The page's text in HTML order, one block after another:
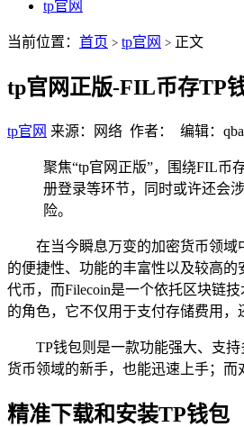
tp官网
当前位置： 首页 > tp官网 > 正文
tp官网正版-FIL币存TP
tp官网 来源：网络 作者： 编辑：
聚焦“tp官网正版”，围绕FIL币
册登录等环节，同时或许还会
险。
在当今瞬息万变的加密货币领域
的便捷性、功能的丰富性以及较高
代币，而Filecoin是一个依托区块链
的角色，它不仅用于支付存储费用，
TP钱包则是一款功能强大、支
货币领域的新手，也能迅速上手；而
精准下载和安装TP钱包